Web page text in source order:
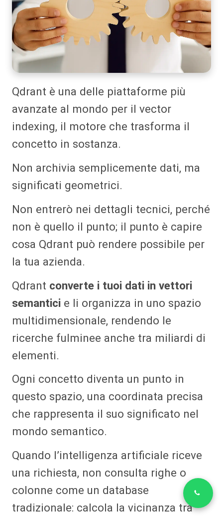
Qdrant è una delle piattaforme più
avanzate al mondo per il vector
indexing, il motore che trasforma il
concetto in sostanza.
Non archivia semplicemente dati, ma
significati geometrici.
Non entrerò nei dettagli tecnici, perché
non è quello il punto; il punto è capire
cosa Qdrant può rendere possibile per
la tua azienda.
Qdrant converte i tuoi dati in vettori
semantici e li organizza in uno spazio
multidimensionale, rendendo le
ricerche fulminee anche tra miliardi di
elementi.
Ogni concetto diventa un punto in
questo spazio, una coordinata precisa
che rappresenta il suo significato nel
mondo semantico.
Quando l’intelligenza artificiale riceve
una richiesta, non consulta righe o
colonne come un database
tradizionale: calcola la vicinanza tra